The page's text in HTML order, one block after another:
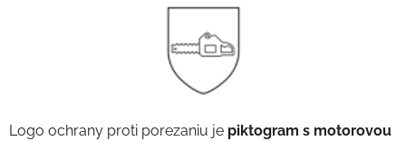
Logo ochrany proti porezaniu je piktogram s motorovou